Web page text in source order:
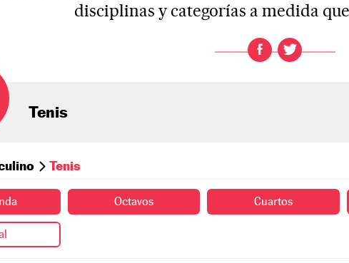
disciplinas y categorías a medida
Tenis
Tenis
Octavos Cuartos